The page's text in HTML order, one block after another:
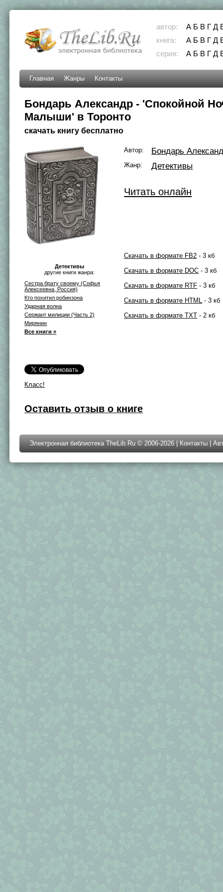
автор: А Б В Г Д
книга:
А Б В Г Д
серия:
А Б В Г Д
Главная Жанры Контакты
Бондарь Александр - 'Спокойной
Малыши' в Торонто
скачать книгу бесплатно
Детективы
другие книги жанра:
Сестра брату своему (Софья
Алексеевна, Россия)
Кто похитил робинзона
Ударная волна
Сержант милиции (Часть 2)
Мирянин
Все книги »
Класс!
Автор: Бондарь
Жанр: Детективы
Читать онлайн
Скачать в формате FB2 - 3 кб
Скачать в формате DOC - 3 кб
Скачать в формате RTF - 3 кб
Скачать в формате HTML - 3 кб
Скачать в формате TXT - 2 кб
Оставить отзыв о книге
Электронная библиотека TheLib.Ru © 2006-2026 | Контакты |